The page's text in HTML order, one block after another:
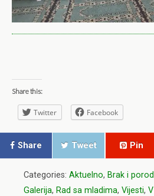
Share this:
Twitter Facebook
Share Tweet Pin
Categories: Aktuelno, Brak i
Galerija, Rad sa mladima, Vijesti,